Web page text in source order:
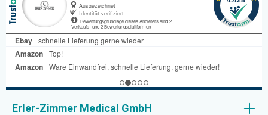
Erler-Zimmer Medical GmbH